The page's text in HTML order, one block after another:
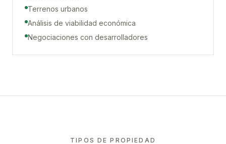
Terrenos urbanos
Análisis de viabilidad económica
Negociaciones con desarrolladores
TIPOS DE PROPIEDAD